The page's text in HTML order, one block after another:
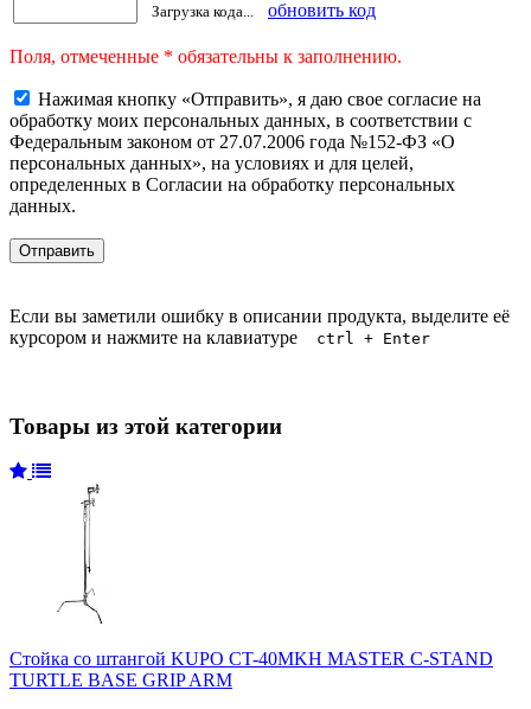
Загрузка кода... обновить код
Поля, отмеченные * обязательны к заполнению.
Нажимая кнопку «Отправить», я даю свое согласие на
обработку моих персональных данных, в соответствии с
Федеральным законом от 27.07.2006 года №152-ФЗ «О
персональных данных», на условиях и для целей,
определенных в Согласии на обработку персональных
данных.
Если вы заметили ошибку в описании продукта, выделите её
курсором и нажмите на клавиатуре
ctrl + Enter
Товары из этой категории
Стойка со штангой KUPO CT-40MKH MASTER C-STAND
TURTLE BASE GRIP ARM